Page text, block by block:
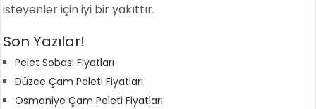
isteyenler için iyi bir yakıttır.
Son Yazılar!
Pelet Sobası Fiyatları
Düzce Çam Peleti Fiyatları
Osmaniye Çam Peleti Fiyatları